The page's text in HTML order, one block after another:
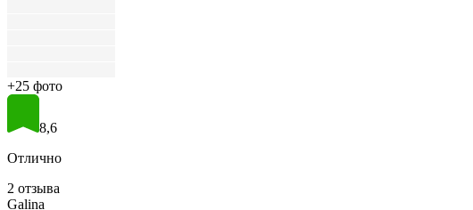
+25 фото
8,6
Отлично
2 отзыва
Galina